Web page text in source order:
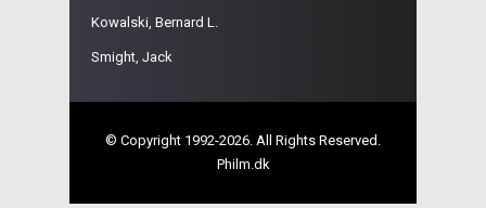
Kowalski, Bernard L.
Smight, Jack
© Copyright 1992-2026. All Rights Reserved.
Philm.dk